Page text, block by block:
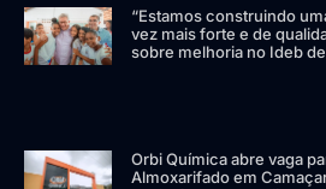
“Estamos construindo
vez mais forte e de
sobre melhoria no Ideb
Orbi Química abre vaga
Almoxarifado em